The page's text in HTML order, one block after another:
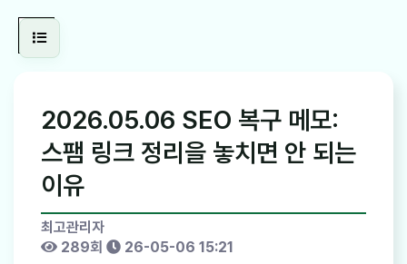
2026.05.06 SEO 복구 메모:
스팸 링크 정리을 놓치면 안 되는
이유
최고관리자
289회
26-05-06 15:21